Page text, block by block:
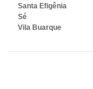
Santa Efigênia
Sé
Vila Buarque